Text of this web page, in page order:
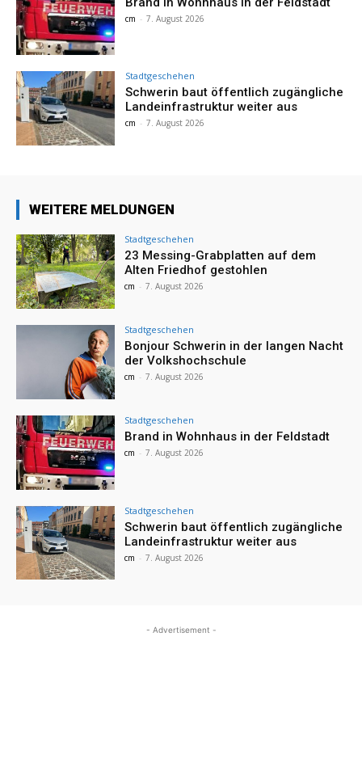
cm - 7. August 2026
Stadtgeschehen
Schwerin baut öffentlich zugängliche
Landeinfrastruktur weiter aus
cm - 7. August 2026
WEITERE MELDUNGEN
Stadtgeschehen
23 Messing-Grabplatten auf dem
Alten Friedhof gestohlen
cm - 7. August 2026
Stadtgeschehen
Bonjour Schwerin in der langen Nacht
der Volkshochschule
cm - 7. August 2026
Stadtgeschehen
Brand in Wohnhaus in der Feldstadt
cm - 7. August 2026
Stadtgeschehen
Schwerin baut öffentlich zugängliche
Landeinfrastruktur weiter aus
cm - 7. August 2026
- Advertisement -